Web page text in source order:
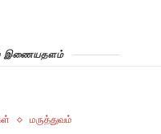
இணையதளம்
மருத்துவம்